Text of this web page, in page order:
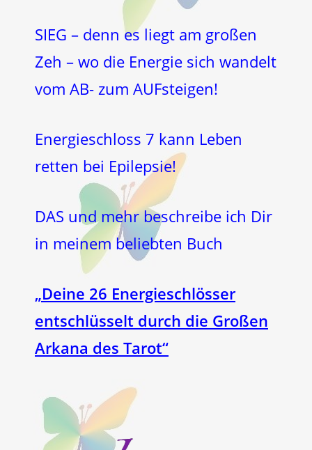
SIEG – denn es liegt am großen
Zeh – wo die Energie sich wandelt
vom AB- zum AUFsteigen!
Energieschloss 7 kann Leben
retten bei Epilepsie!
DAS und mehr beschreibe ich Dir
in meinem beliebten Buch
„Deine 26 Energieschlösser
entschlüsselt durch die Großen
Arkana des Tarot“